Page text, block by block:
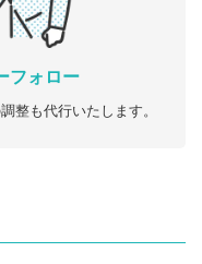
フォロー
整も代行いたします。